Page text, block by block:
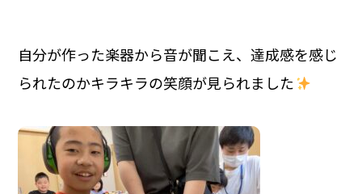
自分が作った楽器から音が聞こえ、達成感を感じ
られたのかキラキラの笑顔が見られました